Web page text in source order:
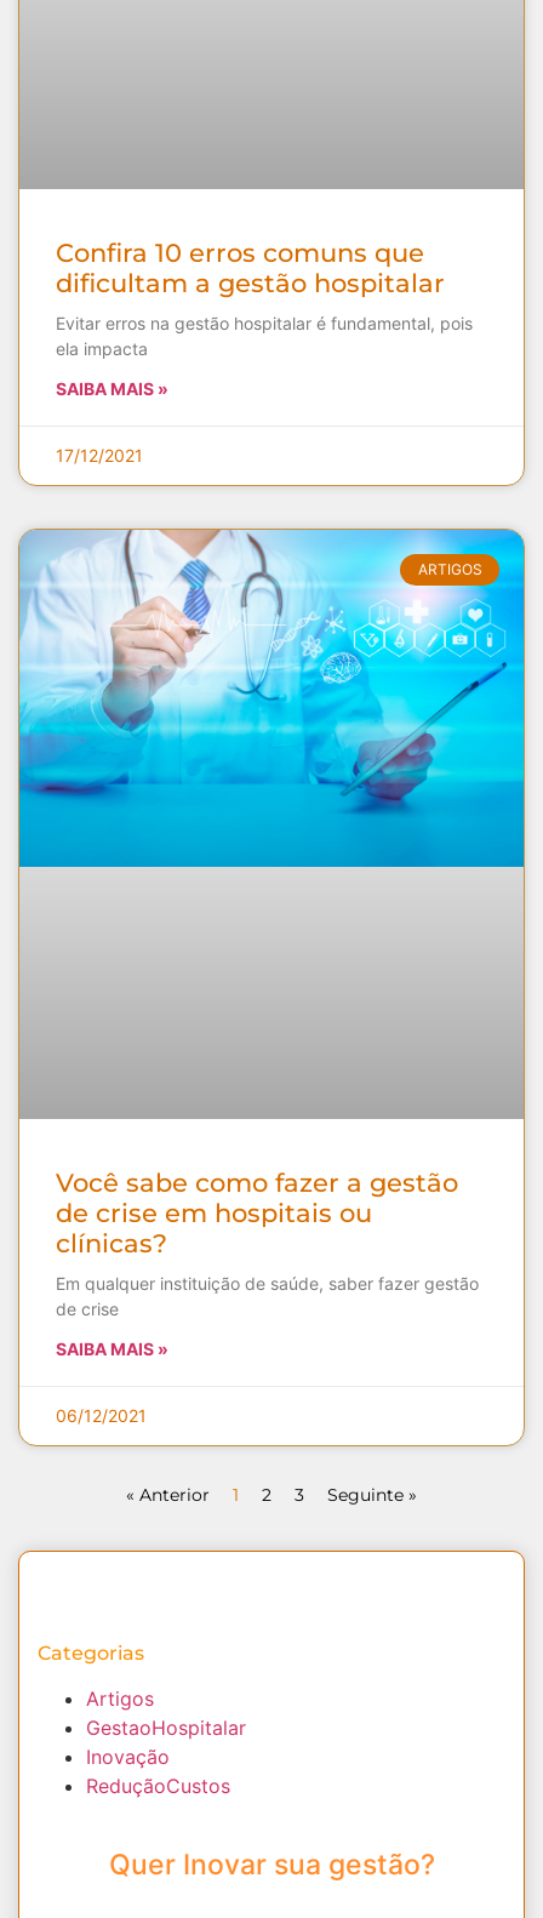
Confira 10 erros comuns que
dificultam a gestão hospitalar
Evitar erros na gestão hospitalar é fundamental, pois
ela impacta
SAIBA MAIS »
17/12/2021
ARTIGOS
Você sabe como fazer a gestão
de crise em hospitais ou
clínicas?
Em qualquer instituição de saúde, saber fazer gestão
de crise
SAIBA MAIS »
06/12/2021
« Anterior 1 2 3 Seguinte »
Categorias
Artigos
GestaoHospitalar
Inovação
ReduçãoCustos
Quer Inovar sua gestão?